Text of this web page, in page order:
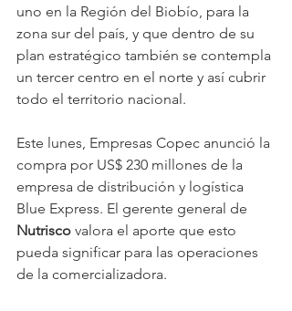
uno en la Región del Biobío, para la
zona sur del país, y que dentro de su
plan estratégico también se contempla
un tercer centro en el norte y así cubrir
todo el territorio nacional.
Este lunes, Empresas Copec anunció la
compra por US$ 230 millones de la
empresa de distribución y logística
Blue Express. El gerente general de
Nutrisco valora el aporte que esto
pueda significar para las operaciones
de la comercializadora.